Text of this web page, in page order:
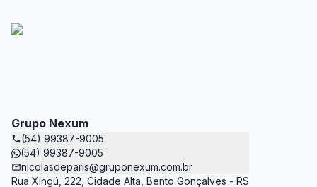
Grupo Nexum
(54) 99387-9005
(54) 99387-9005
nicolasdeparis@gruponexum.com.br
Rua Xingú, 222, Cidade Alta, Bento Gonçalves - RS